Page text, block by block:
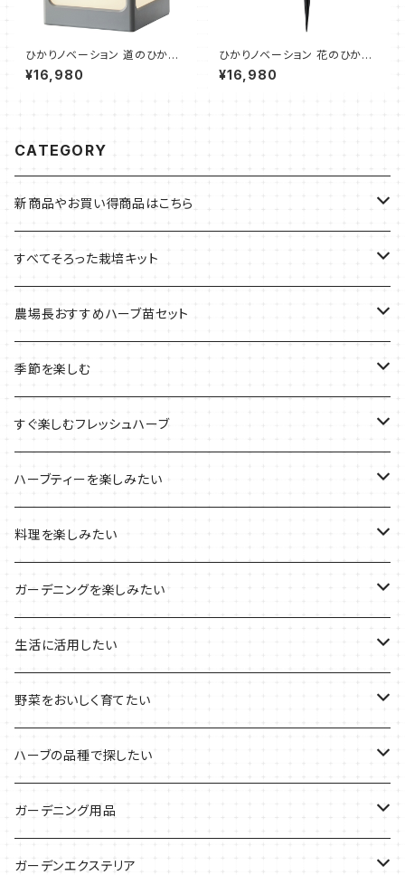
ひかりノベーション 道のひかり
基本セット（2個セット、遮光プレ
ート、乳白プレート、スパイク、両
¥16,980
ひかりノベーション 花のひかり
基本セット（2個セット、ポール
短、ポール長、スパイク、ジョイン
¥16,980
CATEGORY
新商品やお買い得商品はこちら
今イチオシの商品
季節のおすすめ商品
すべてそろった栽培キット
フェルトプランターの栽培キット
ルーツポーチの栽培キット
ブリキプランターの栽培キット
木製プランターの栽培キット
プラ製プランターの栽培キット
その他のプランターの栽培キット
農場長おすすめハーブ苗セット
農場長おすすめセット
おすすめの寄せ植え
季節を楽しむ
2022年のお正月
2022年の母の日
2021年の敬老の日
2021年のハロウィン
2021年のクリスマス
すぐ楽しむフレッシュハーブ
ハーブミックス
ハーブブーケ
フレッシュハーブ
ハーブティーを楽しみたい
ハーブティーの定番ハーブ
リラックスしたい時に
シャキッとしたい時に
デトックスに
気分で香りを楽しみたい
料理を楽しみたい
料理の定番ハーブ
イタリア料理に
魚料理に
BBQ・肉料理に
サラダに使いたい
秋植えで料理に
ガーデニングを楽しみたい
花を楽しみたい
カラーリーフ
ハーブガーデンづくりに
夏のハーブガーデンに
生活に活用したい
パーティーハーブ
インスタ映えハーブ
虫よけに使いたい
ハーブバスに
野菜をおいしく育てたい
トマトのコンパニオン
ジャガイモのコンパニオン
葉物野菜のコンパニオン
ハーブの品種で探したい
ミント・ハーブ苗
バジル・ハーブ苗
ガーデニング用品
その他
ガーデンエクステリア